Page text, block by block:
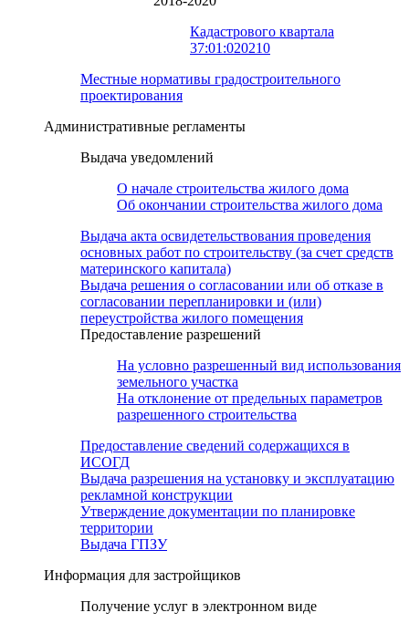
Кадастрового квартала
37:01:020210
Местные нормативы градостроительного
проектирования
Административные регламенты
Выдача уведомлений
О начале строительства жилого дома
Об окончании строительства жилого дома
Выдача акта освидетельствования проведения
основных работ по строительству (за счет средств
материнского капитала)
Выдача решения о согласовании или об отказе в
согласовании перепланировки и (или)
переустройства жилого помещения
Предоставление разрешений
На условно разрешенный вид использования
земельного участка
На отклонение от предельных параметров
разрешенного строительства
Предоставление сведений содержащихся в
ИСОГД
Выдача разрешения на установку и эксплуатацию
рекламной конструкции
Утверждение документации по планировке
территории
Выдача ГПЗУ
Информация для застройщиков
Получение услуг в электронном виде